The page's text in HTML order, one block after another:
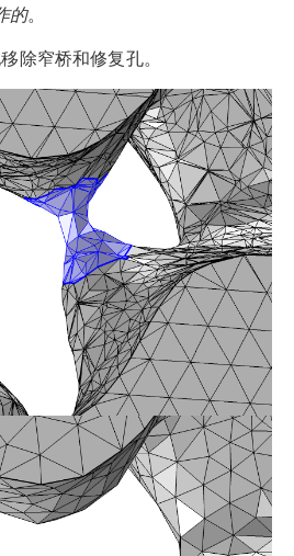
的。
除窄桥和修复孔。